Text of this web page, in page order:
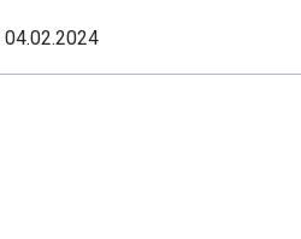
04.02.2024